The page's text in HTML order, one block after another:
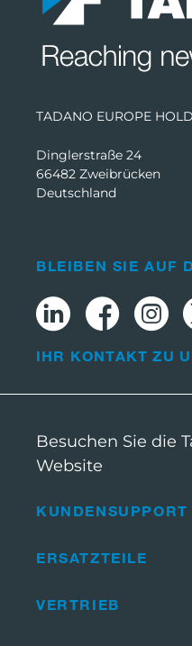
TADANO EUROPE
Dinglerstraße 24
66482 Zweibrücken
Deutschland
KUNDENSUPPORT
ERSATZTEILE
VERTRIEB
BLEIBEN SIE AUF
IHR KONTAKT ZU
Besuchen Sie die
Website